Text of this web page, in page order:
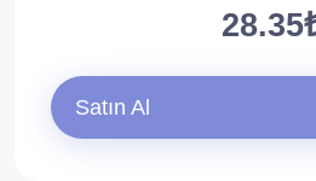
Satın Al